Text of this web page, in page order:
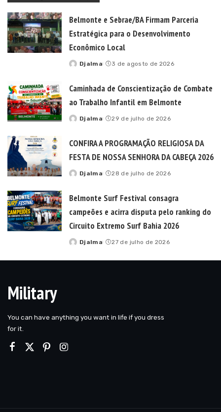
Belmonte e Sebrae/BA Firmam Parceria
Estratégica para o Desenvolvimento
Econômico Local
Posted
Djalma 3 de agosto de 2026
Caminhada de Conscientização de Combate
ao Trabalho Infantil em Belmonte
Posted
Djalma 29 de julho de 2026
CONFIRA A PROGRAMAÇÃO RELIGIOSA DA
FESTA DE NOSSA SENHORA DA CABEÇA 2026
Posted
Djalma 28 de julho de 2026
Belmonte Surf Festival consagra
campeões e acirra disputa pelo ranking do
Circuito Extremo Surf Bahia 2026
Posted
Djalma 27 de julho de 2026
Military
You can have anything you want in life if you dress
for it.